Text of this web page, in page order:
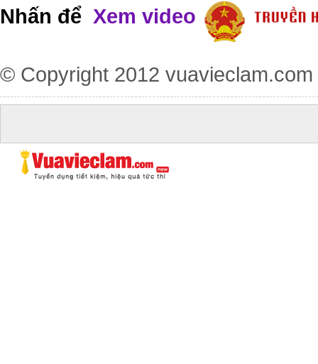
Nhấn để Xem video
© Copyright 2012 vuavieclam.com